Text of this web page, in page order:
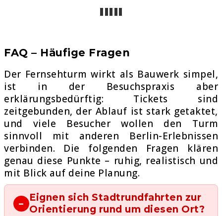
FAQ – Häufige Fragen
Der Fernsehturm wirkt als Bauwerk simpel,
ist in der Besuchspraxis aber
erklärungsbedürftig: Tickets sind
zeitgebunden, der Ablauf ist stark getaktet,
und viele Besucher wollen den Turm
sinnvoll mit anderen Berlin-Erlebnissen
verbinden. Die folgenden Fragen klären
genau diese Punkte – ruhig, realistisch und
mit Blick auf deine Planung.
Eignen sich Stadtrundfahrten zur
Orientierung rund um diesen Ort?